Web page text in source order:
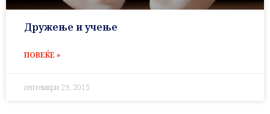
Дружење и учење
ПОВЕЌЕ »
септември 29, 2015